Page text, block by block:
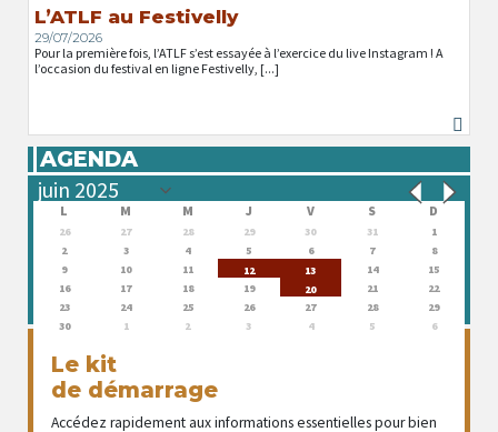
L’ATLF au Festivelly
29/07/2026
Pour la première fois, l’ATLF s’est essayée à l’exercice du live Instagram ! A
l’occasion du festival en ligne Festivelly, [...]
AGENDA
L M M J V S D
26 27 28 29 30 31
1
2
3 4 5 6 7
8
9
10 11 12 13 14
15
16
17 18 19 20 21
22
23
24 25 26 27 28
29
30
1 2 3 4 5 6
Le kit
de démarrage
Accédez rapidement aux informations essentielles pour bien